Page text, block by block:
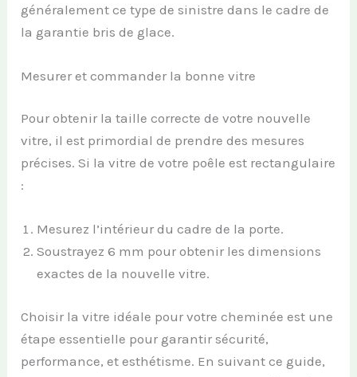
généralement ce type de sinistre dans le cadre de
la garantie bris de glace.
Mesurer et commander la bonne vitre
Pour obtenir la taille correcte de votre nouvelle
vitre, il est primordial de prendre des mesures
précises. Si la vitre de votre poêle est rectangulaire
:
Mesurez l’intérieur du cadre de la porte.
Soustrayez 6 mm pour obtenir les dimensions
exactes de la nouvelle vitre.
Choisir la vitre idéale pour votre cheminée est une
étape essentielle pour garantir sécurité,
performance, et esthétisme. En suivant ce guide,